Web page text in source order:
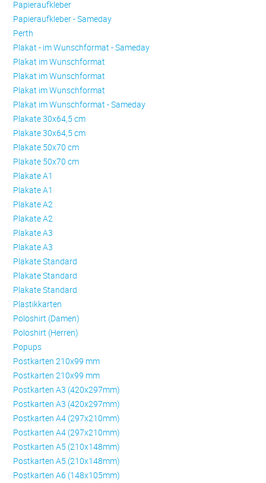
Papieraufkleber
Papieraufkleber - Sameday
Perth
Plakat - im Wunschformat - Sameday
Plakat im Wunschformat
Plakat im Wunschformat
Plakat im Wunschformat
Plakat im Wunschformat - Sameday
Plakate 30x64,5 cm
Plakate 30x64,5 cm
Plakate 50x70 cm
Plakate 50x70 cm
Plakate A1
Plakate A1
Plakate A2
Plakate A2
Plakate A3
Plakate A3
Plakate Standard
Plakate Standard
Plakate Standard
Plastikkarten
Poloshirt (Damen)
Poloshirt (Herren)
Popups
Postkarten 210x99 mm
Postkarten 210x99 mm
Postkarten A3 (420x297mm)
Postkarten A3 (420x297mm)
Postkarten A4 (297x210mm)
Postkarten A4 (297x210mm)
Postkarten A5 (210x148mm)
Postkarten A5 (210x148mm)
Postkarten A6 (148x105mm)